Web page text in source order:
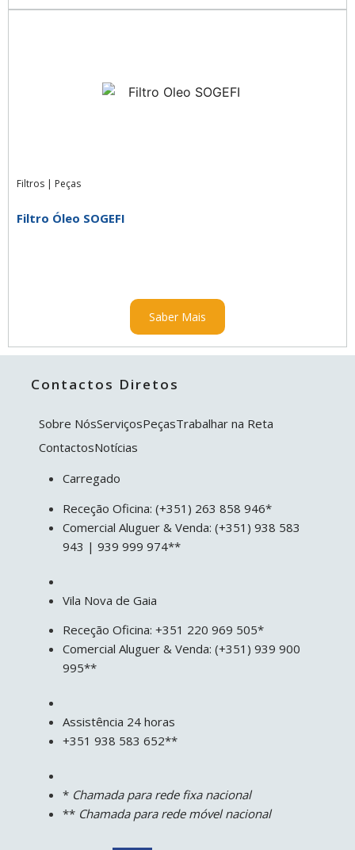
Filtros | Peças
Filtro Óleo SOGEFI
Saber Mais
Contactos Diretos
Sobre NósServiçosPeçasTrabalhar na Reta
ContactosNotícias
Carregado
Receção Oficina: (+351) 263 858 946*
Comercial Aluguer & Venda: (+351) 938 583
943 | 939 999 974**
Vila Nova de Gaia
Receção Oficina: +351 220 969 505*
Comercial Aluguer & Venda: (+351) 939 900
995**
Assistência 24 horas
+351 938 583 652**
* Chamada para rede fixa nacional
** Chamada para rede móvel nacional